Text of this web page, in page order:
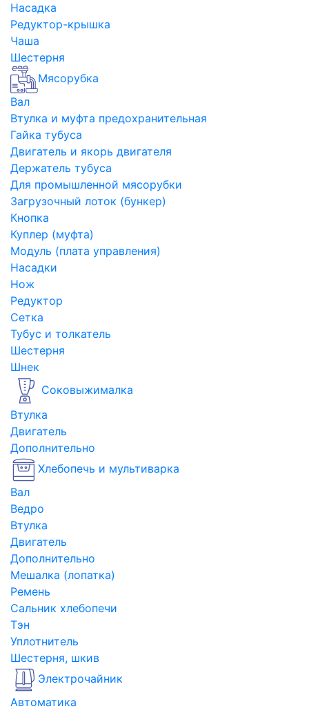
Насадка
Редуктор-крышка
Чаша
Шестерня
Мясорубка
Вал
Втулка и муфта предохранительная
Гайка тубуса
Двигатель и якорь двигателя
Держатель тубуса
Для промышленной мясорубки
Загрузочный лоток (бункер)
Кнопка
Куплер (муфта)
Модуль (плата управления)
Насадки
Нож
Редуктор
Сетка
Тубус и толкатель
Шестерня
Шнек
Соковыжималка
Втулка
Двигатель
Дополнительно
Хлебопечь и мультиварка
Вал
Ведро
Втулка
Двигатель
Дополнительно
Мешалка (лопатка)
Ремень
Сальник хлебопечи
Тэн
Уплотнитель
Шестерня, шкив
Электрочайник
Автоматика